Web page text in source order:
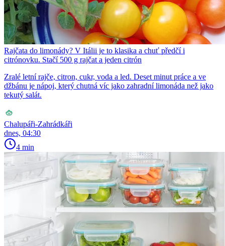
Rajčata do limonády? V Itálii je to klasika a chuť předčí i
citrónovku. Stačí 500 g rajčat a jeden citrón
Zralé letní rajče, citron, cukr, voda a led. Deset minut práce a ve
džbánu je nápoj, který chutná víc jako zahradní limonáda než jako
tekutý salát.
Chalupáři-Zahrádkáři
dnes, 04:30
4 min